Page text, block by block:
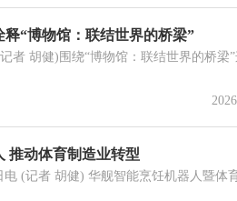
“博物馆：联结世界的桥梁”
胡健)围绕“博物馆：联结世界的桥梁”
推动体育制造业转型
(记者 胡健) 华舰智能烹饪机器人暨体